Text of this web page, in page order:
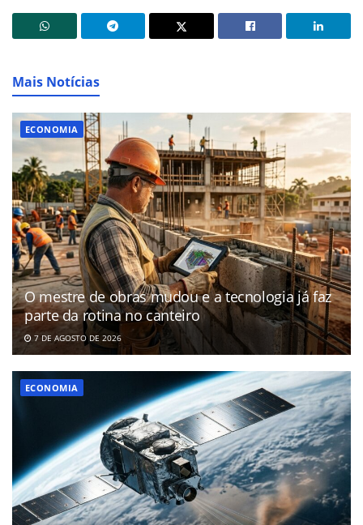
Mais Notícias
ECONOMIA
O mestre de obras mudou e a tecnologia já faz
parte da rotina no canteiro
7 DE AGOSTO DE 2026
ECONOMIA